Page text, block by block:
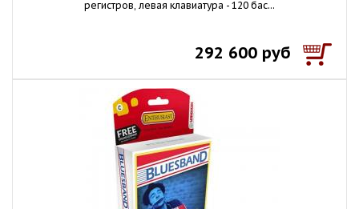
регистров, левая клавиатура - 120 бас...
292 600 руб